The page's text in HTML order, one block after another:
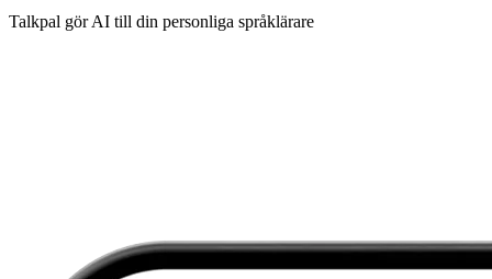
Talkpal gör AI till din personliga språklärare